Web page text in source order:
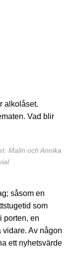
Malin och Annika
såsom en
som
porten, en
Av någon
ett nyhetsvärde